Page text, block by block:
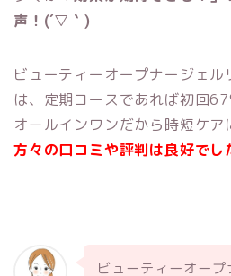
声！(´▽｀)
ビューティーオープナージェル
は、定期コースであれば初回
オールインワンだから時短ケア
方々の口コミや評判は良好でし
ビューティーオー